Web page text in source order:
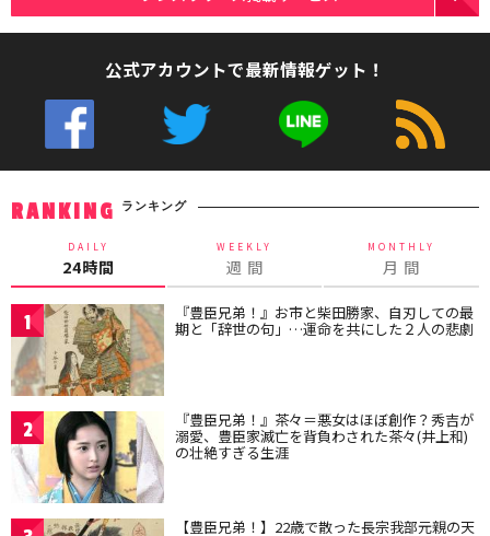
公式アカウントで最新情報ゲット！
RANKING ランキング
DAILY
24時間
WEEKLY
週 間
MONTHLY
月 間
1 『豊臣兄弟！』お市と柴田勝家、自刃しての最
期と「辞世の句」…運命を共にした２人の悲劇
2 『豊臣兄弟！』茶々＝悪女はほぼ創作？秀吉が
溺愛、豊臣家滅亡を背負わされた茶々(井上和)
の壮絶すぎる生涯
【豊臣兄弟！】22歳で散った長宗我部元親の天